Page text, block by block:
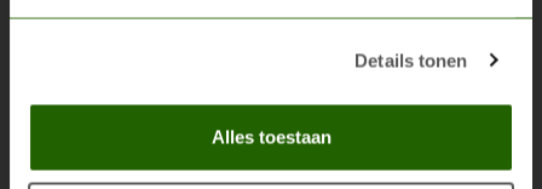
Details tonen
Alles toestaan
Scenery Workshop BV
Alles voor je miniature wargaming en scenery
6533 KK Nijmegen
Nederland